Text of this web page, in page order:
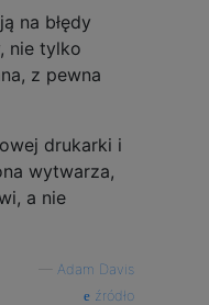
na błędy
nie tylko
z pewna
drukarki i
wytwarza,
a nie
Adam Davis
źródło